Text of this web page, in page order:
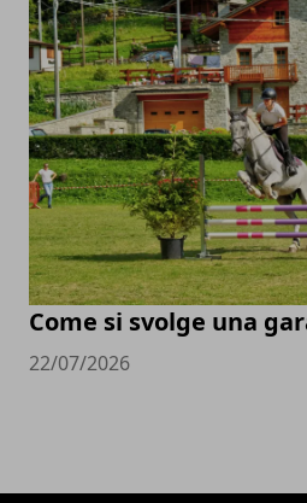
Come si svolge una
22/07/2026